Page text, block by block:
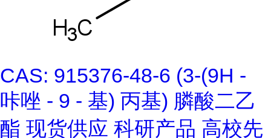
CAS: 915376-48-6 (3-(9H -
咔唑 - 9 - 基) 丙基) 膦酸二乙
酯 现货供应 科研产品 高校先